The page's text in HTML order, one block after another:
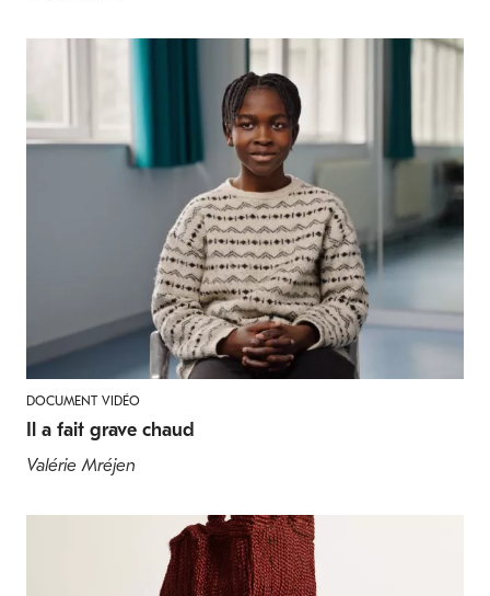
DOCUMENT VIDÉO
Il a fait grave chaud
Valérie Mréjen